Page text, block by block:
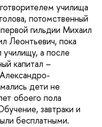
училища
потомственный
гильдии Михаил
Леонтьевич, пока
а после
капитал –
дети не
обоего пола
завтраки и
бесплатными.